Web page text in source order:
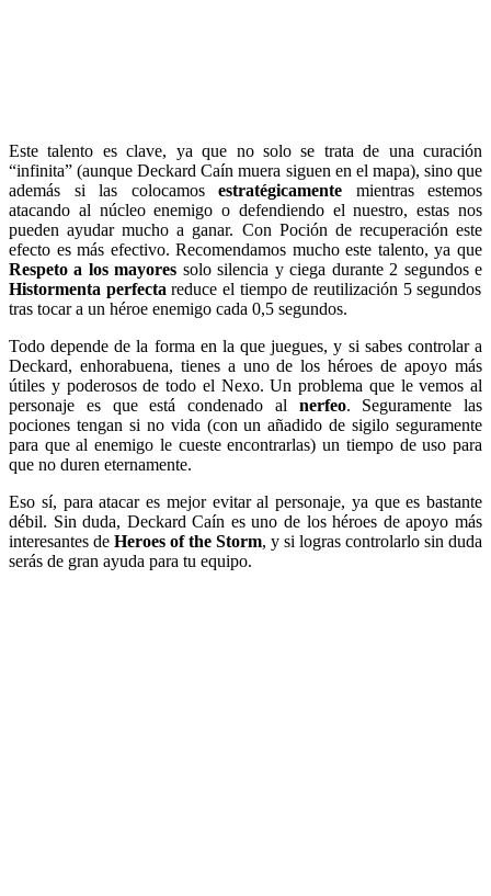
Este talento es clave, ya que no solo se trata de una curación
“infinita” (aunque Deckard Caín muera siguen en el mapa), sino que
además si las colocamosestratégicamente mientras estemos
atacando al núcleo enemigo o defendiendo el nuestro, estas nos
pueden ayudar mucho a ganar. Con Poción de recuperación este
efecto es más efectivo. Recomendamos mucho este talento, ya que
Respeto a los mayores solo silencia y ciega durante 2 segundos e
Histormenta perfecta reduce el tiempo de reutilización 5 segundos
tras tocar a un héroe enemigo cada 0,5 segundos.
Todo depende de la forma en la que juegues, y si sabes controlar a
Deckard, enhorabuena, tienes a uno de los héroes de apoyo más
útiles y poderosos de todo el Nexo. Un problema que le vemos al
personaje es que está condenado al nerfeo. Seguramente las
pociones tengan si no vida (con un añadido de sigilo seguramente
para que al enemigo le cueste encontrarlas) un tiempo de uso para
que no duren eternamente.
Eso sí, para atacar es mejor evitar al personaje, ya que es bastante
débil. Sin duda, Deckard Caín es uno de los héroes de apoyo más
interesantes de Heroes of the Storm, y si logras controlarlo sin duda
serás de gran ayuda para tu equipo.